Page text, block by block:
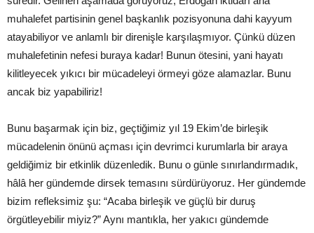
muhalefet partisinin genel başkanlık pozisyonuna dahi kayyum
atayabiliyor ve anlamlı bir direnişle karşılaşmıyor. Çünkü düzen
muhalefetinin nefesi buraya kadar! Bunun ötesini, yani hayatı
kilitleyecek yıkıcı bir mücadeleyi örmeyi göze alamazlar. Bunu
ancak biz yapabiliriz!
Bunu başarmak için biz, geçtiğimiz yıl 19 Ekim’de birleşik
mücadelenin önünü açması için devrimci kurumlarla bir araya
geldiğimiz bir etkinlik düzenledik. Bunu o günle sınırlandırmadık,
hâlâ her gündemde dirsek temasını sürdürüyoruz. Her gündemde
bizim refleksimiz şu: “Acaba birleşik ve güçlü bir duruş
örgütleyebilir miyiz?” Aynı mantıkla, her yakıcı gündemde